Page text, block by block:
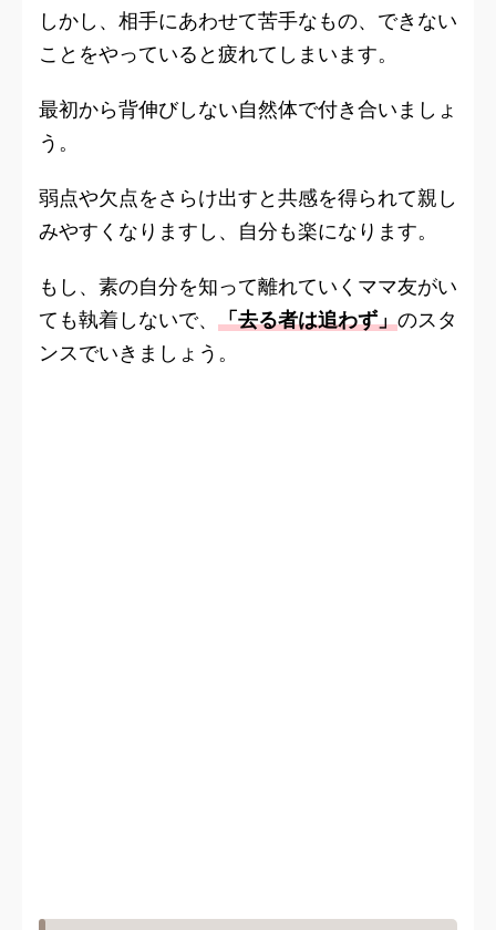
しかし、相手にあわせて苦手なもの、できない
ことをやっていると疲れてしまいます。
最初から背伸びしない自然体で付き合いましょ
う。
弱点や欠点をさらけ出すと共感を得られて親し
みやすくなりますし、自分も楽になります。
もし、素の自分を知って離れていくママ友がい
ても執着しないで、 「去る者は追わず」のスタ
ンスでいきましょう。